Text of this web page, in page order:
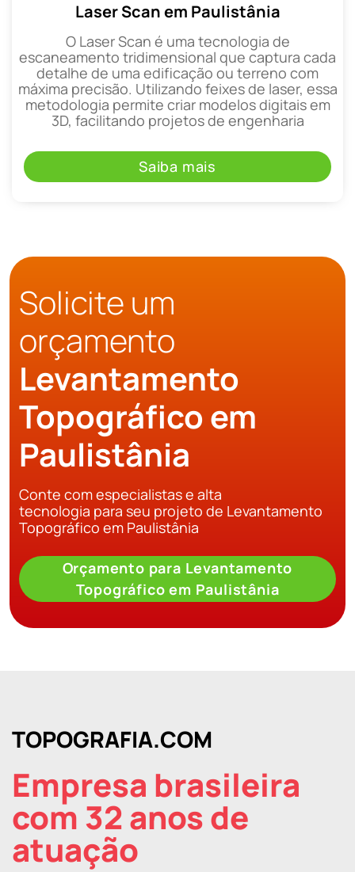
Laser Scan em Paulistânia
O Laser Scan é uma tecnologia de
escaneamento tridimensional que captura cada
detalhe de uma edificação ou terreno com
máxima precisão. Utilizando feixes de laser, essa
metodologia permite criar modelos digitais em
3D, facilitando projetos de engenharia
Saiba mais
Solicite um
orçamento
Levantamento
Topográfico em
Paulistânia
Conte com especialistas e alta
tecnologia para seu projeto de Levantamento
Topográfico em Paulistânia
Orçamento para Levantamento
Topográfico em Paulistânia
TOPOGRAFIA.COM
Empresa brasileira
com 32 anos de
atuação